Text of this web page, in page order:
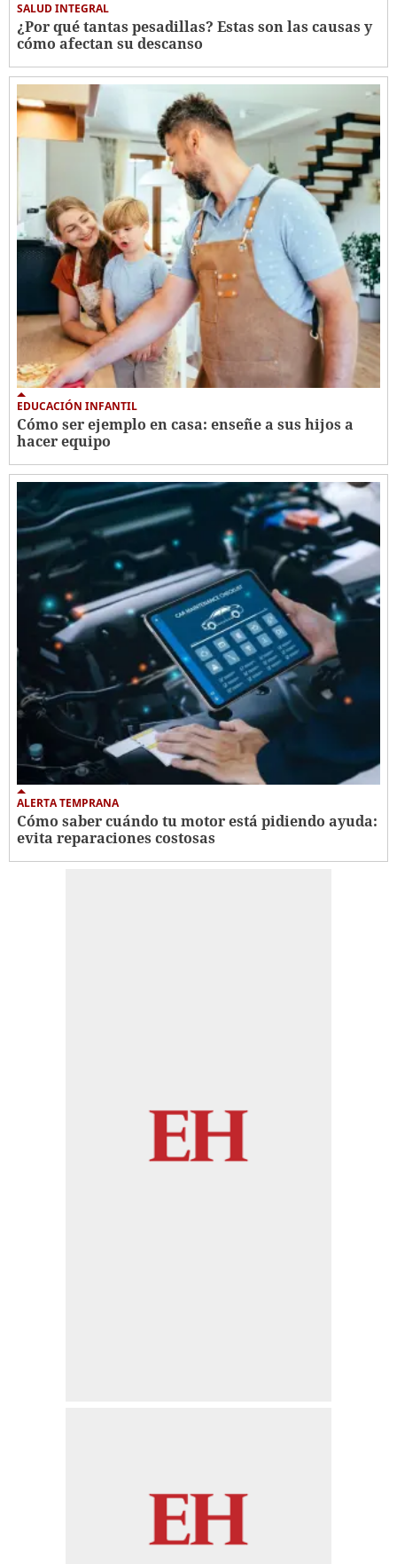
SALUD INTEGRAL
¿Por qué tantas pesadillas? Estas son las causas y
cómo afectan su descanso
EDUCACIÓN INFANTIL
Cómo ser ejemplo en casa: enseñe a sus hijos a
hacer equipo
ALERTA TEMPRANA
Cómo saber cuándo tu motor está pidiendo ayuda:
evita reparaciones costosas